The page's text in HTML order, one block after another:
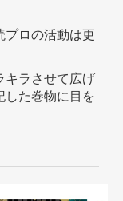
プロの活動は更
キラさせて広げ
した巻物に目を